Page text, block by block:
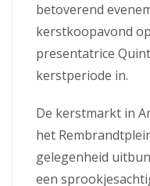
betoverend
kerstkoopavond
presentatrice
kerstperiode in.
De kerstmarkt in
het
gelegenheid
een